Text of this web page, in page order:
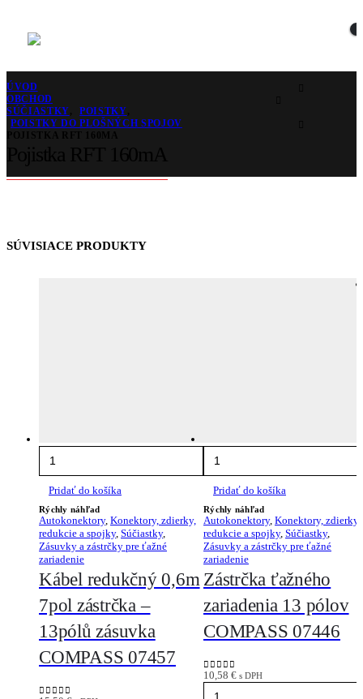
ÚVOD
OBCHOD
SÚČIASTKY
POISTKY
POISTKY DO PLOŠNÝCH SPOJOV
SÚVISIACE PRODUKTY
Pridať do košíka
Rýchly náhľad
Autokonektory, Konektory, zdierky,
redukcie a spojky, Súčiastky,
Zásuvky a zástrčky pre ťažné
zariadenie
Kábel redukčný 0,6m
7pol zástrčka –
13pólů zásuvka
COMPASS 07457
Pridať do košíka
Rýchly náhľad
Autokonektory, Konektory, zdierky,
redukcie a spojky, Súčiastky,
Zásuvky a zástrčky pre ťažné
zariadenie
Zástrčka ťažného
zariadenia 13 pólov
COMPASS 07446
0out of 5
10,58 € s DPH